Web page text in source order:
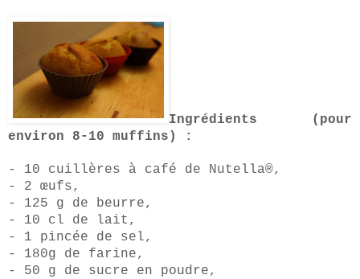
Ingrédients (pour
environ 8-10 muffins) :
- 10 cuillères à café de Nutella®,
- 2 œufs,
- 125 g de beurre,
- 10 cl de lait,
- 1 pincée de sel,
- 180g de farine,
- 50 g de sucre en poudre,